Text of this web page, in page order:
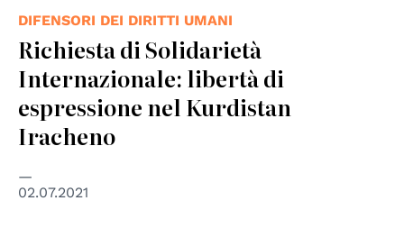
DIFENSORI DEI DIRITTI UMANI
Richiesta di Solidarietà
Internazionale: libertà di
espressione nel Kurdistan
Iracheno
02.07.2021